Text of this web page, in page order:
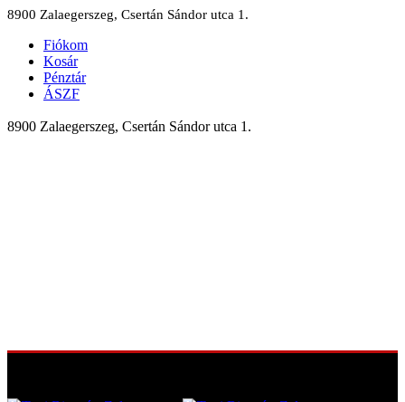
8900 Zalaegerszeg, Csertán Sándor utca 1.
Fiókom
Kosár
Pénztár
ÁSZF
8900 Zalaegerszeg, Csertán Sándor utca 1.